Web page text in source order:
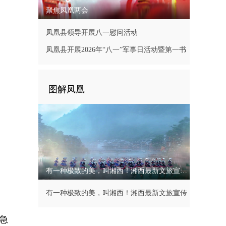
聚焦凤凰两会
凤凰县领导开展八一慰问活动
凤凰县开展2026年“八一”军事日活动暨第一书
图解凤凰
有一种极致的美，叫湘西！湘西最新文旅宣传片
有一种极致的美，叫湘西！湘西最新文旅宣传